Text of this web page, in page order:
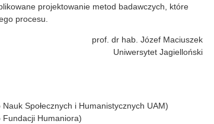
projektowanie metod badawczych, które
procesu.
prof. dr hab. Józef Maciuszek
Uniwersytet Jagielloński
Społecznych i Humanistycznych UAM)
Humaniora)